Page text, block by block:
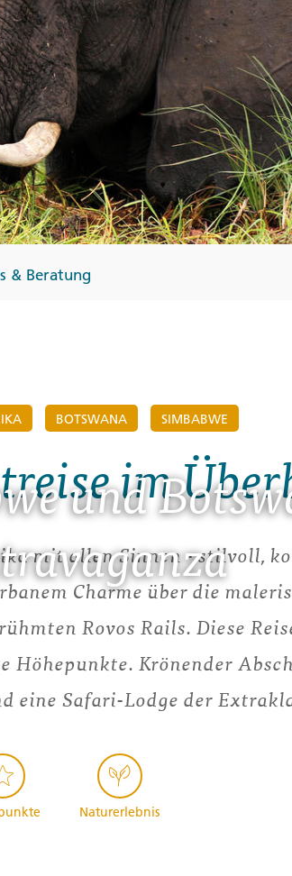
BOTSWANA SIMBABWE
und
& Beratung
im
mit allen Sinnen - stilvoll,
Charme über die
Rovos Rails. Diese
Höhepunkte. Krönender
eine Safari-Lodge der
Naturerlebnis